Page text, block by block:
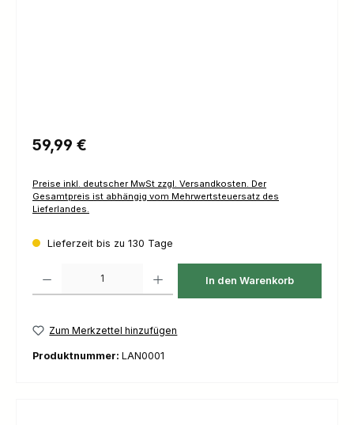
Regulärer Preis:
59,99 €
Preise inkl. deutscher MwSt zzgl. Versandkosten. Der
Gesamtpreis ist abhängig vom Mehrwertsteuersatz des
Lieferlandes.
Lieferzeit bis zu 130 Tage
In den Warenkorb
Zum Merkzettel hinzufügen
Produktnummer: LAN0001